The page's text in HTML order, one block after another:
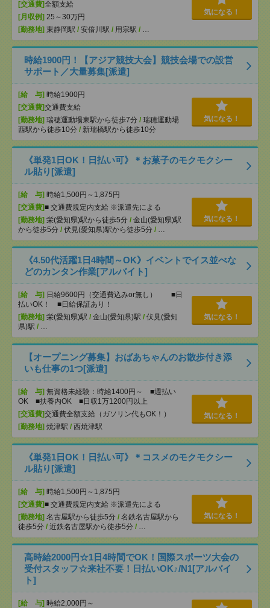
[交通費]全額支給
[月収例] 25～30万円
[勤務地] 東静岡駅 / 安倍川駅 / 用宗駅 / …
気になる！
時給1900円！【アジア競技大会】競技会場での設営
サポート／大量募集[派遣]
[給 与] 時給1900円
[交通費]交通費支給
[勤務地] 瑞穂運動場東駅から徒歩7分 / 瑞穂運動場
西駅から徒歩10分 / 新瑞橋駅から徒歩10分
気になる！
《単発1日OK！日払い可》＊お菓子のモクモクシー
ル貼り[派遣]
[給 与] 時給1,500円～1,875円
[交通費]■ 交通費規定内支給 ※派遣先による
[勤務地] 栄(愛知県)駅から徒歩5分 / 金山(愛知県)駅
から徒歩5分 / 伏見(愛知県)駅から徒歩5分 / …
気になる！
《4.50代活躍1日4時間～OK》イベントでイス並べな
どのカンタン作業[アルバイト]
[給 与] 日給9600円（交通費込みor無し） ■日
払いOK！ ■日給保証あり！
[勤務地] 栄(愛知県)駅 / 金山(愛知県)駅 / 伏見(愛知
県)駅 / …
気になる！
【オープニング募集】おばあちゃんのお散歩付き添
いも仕事の1つ[派遣]
[給 与] 無資格未経験：時給1400円～ ■週払い
OK ■扶養内OK ■日収1万1200円以上
[交通費]交通費全額支給（ガソリン代もOK！）
[勤務地] 焼津駅 / 西焼津駅
気になる！
《単発1日OK！日払い可》＊コスメのモクモクシー
ル貼り[派遣]
[給 与] 時給1,500円～1,875円
[交通費]■ 交通費規定内支給 ※派遣先による
[勤務地] 名古屋駅から徒歩5分 / 名鉄名古屋駅から
徒歩5分 / 近鉄名古屋駅から徒歩5分 / …
気になる！
高時給2000円☆1日4時間でOK！国際スポーツ大会の
受付スタッフ☆来社不要！日払いOK♪/N1[アルバイ
ト]
[給 与] 時給2,000円～